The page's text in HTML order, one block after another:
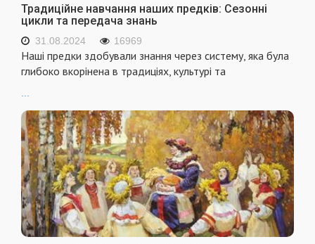
Традиційне навчання наших предків: Сезонні
цикли та передача знань
31.08.2024 16969
Наші предки здобували знання через систему, яка була
глибоко вкорінена в традиціях, культурі та